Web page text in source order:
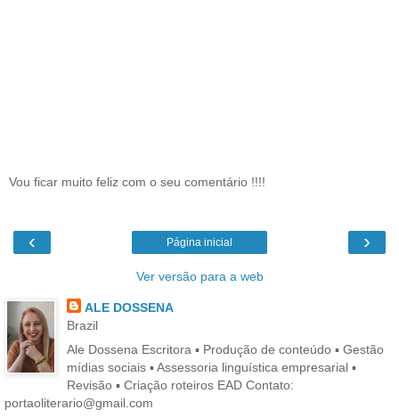
Vou ficar muito feliz com o seu comentário !!!!
‹ ›
Página inicial
Ver versão para a web
ALE DOSSENA
Brazil
Ale Dossena Escritora ▪ Produção de conteúdo ▪ Gestão
mídias sociais ▪ Assessoria linguística empresarial ▪
Revisão ▪ Criação roteiros EAD Contato:
portaoliterario@gmail.com